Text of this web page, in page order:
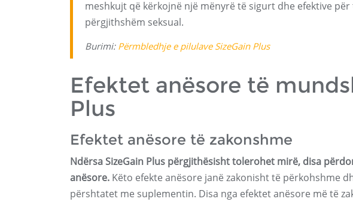
meshkujt që kërkojnë një mënyrë të sigurt dhe efektive
përgjithshëm seksual.
Burimi: Përmbledhje e pilulave SizeGain Plus
Efektet anësore të
Plus
Efektet anësore të zakonshme
Ndërsa SizeGain Plus përgjithësisht tolerohet mirë, disa
anësore. Këto efekte anësore janë zakonisht të përkohshme
përshtatet me suplementin. Disa nga efektet anësore më të